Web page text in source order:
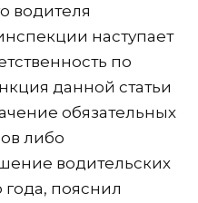
водителя
наступает
по
данной статьи
обязательных
либо
водительских
пояснил